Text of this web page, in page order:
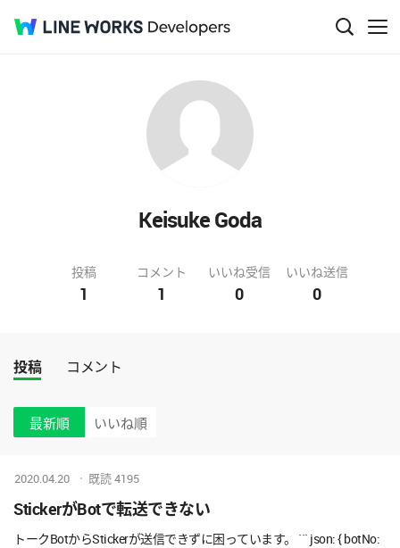
Keisuke Goda
投稿
1
コメント
1
いいね受信
0
いいね送信
0
投稿 コメント
最新順 いいね順
StickerがBotで転送できない
トークBotからStickerが送信できずに困っています。 ``` json: { botNo:
2020.04.20 既読4195